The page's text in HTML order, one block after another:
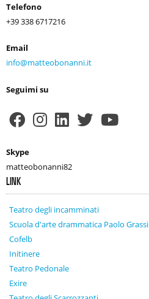
Telefono
+39 338 6717216
Email
info@matteobonanni.it
Seguimi su
Skype
matteobonanni82
LINK
Teatro degli incamminati
Scuola d'arte drammatica Paolo Grassi
Cofelb
Initinere
Teatro Pedonale
Exire